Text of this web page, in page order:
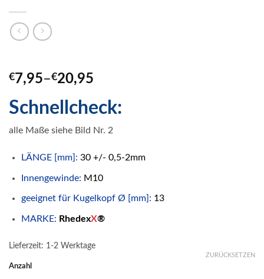
€7,95–€20,95
Schnellcheck:
alle Maße siehe Bild Nr. 2
LÄNGE [mm]: 30 +/- 0,5-2mm
Innengewinde: M10
geeignet für Kugelkopf Ø [mm]: 13
MARKE: RhedexX®
Lieferzeit: 1-2 Werktage
Anzahl
ZURÜCKSETZEN